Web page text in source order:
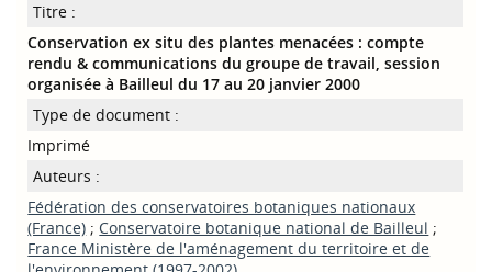
Titre :
Conservation ex situ des plantes menacées : compte
rendu & communications du groupe de travail, session
organisée à Bailleul du 17 au 20 janvier 2000
Type de document :
Imprimé
Auteurs :
Fédération des conservatoires botaniques nationaux‏
(France) ; Conservatoire botanique national de Bailleul ;
France Ministère de l'aménagement du territoire et de